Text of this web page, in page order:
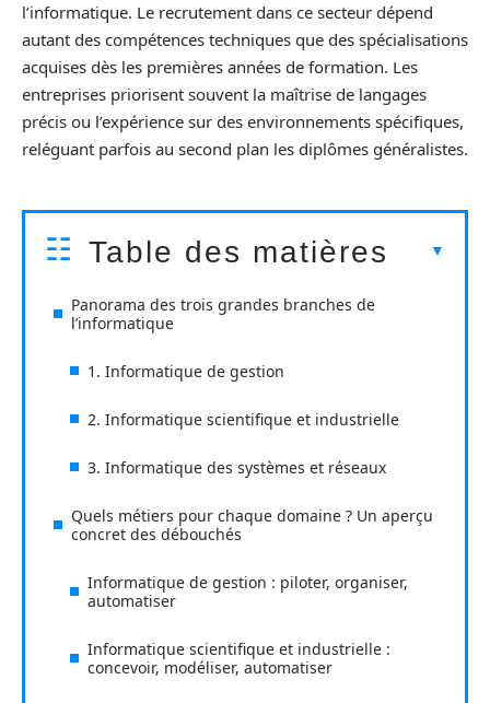
l’informatique. Le recrutement dans ce secteur dépend
autant des compétences techniques que des spécialisations
acquises dès les premières années de formation. Les
entreprises priorisent souvent la maîtrise de langages
précis ou l’expérience sur des environnements spécifiques,
reléguant parfois au second plan les diplômes généralistes.
Table des matières
Panorama des trois grandes branches de
l’informatique
1. Informatique de gestion
2. Informatique scientifique et industrielle
3. Informatique des systèmes et réseaux
Quels métiers pour chaque domaine ? Un aperçu
concret des débouchés
Informatique de gestion : piloter, organiser,
automatiser
Informatique scientifique et industrielle :
concevoir, modéliser, automatiser